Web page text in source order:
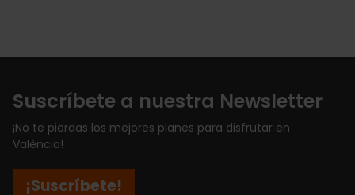
Suscríbete a nuestra Newsletter
¡No te pierdas los mejores planes para disfrutar en
València!
¡Suscríbete!